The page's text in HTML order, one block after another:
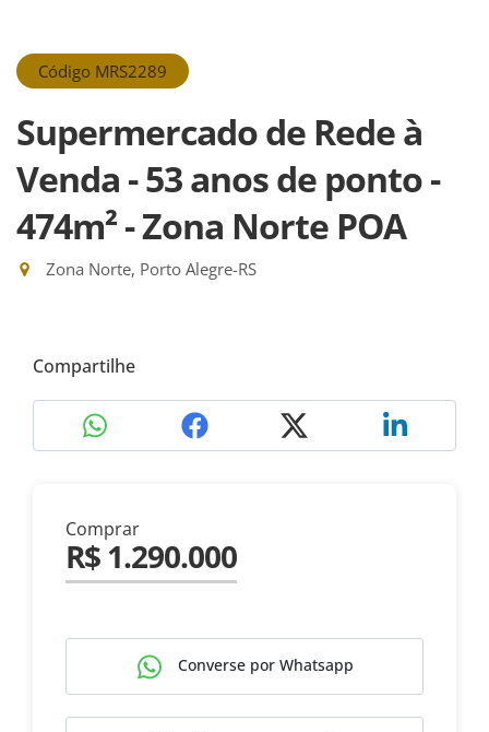
Código MRS2289
Supermercado de Rede à
Venda - 53 anos de ponto -
474m² - Zona Norte POA
Zona Norte, Porto Alegre-RS
Compartilhe
Comprar
R$ 1.290.000
Converse por Whatsapp